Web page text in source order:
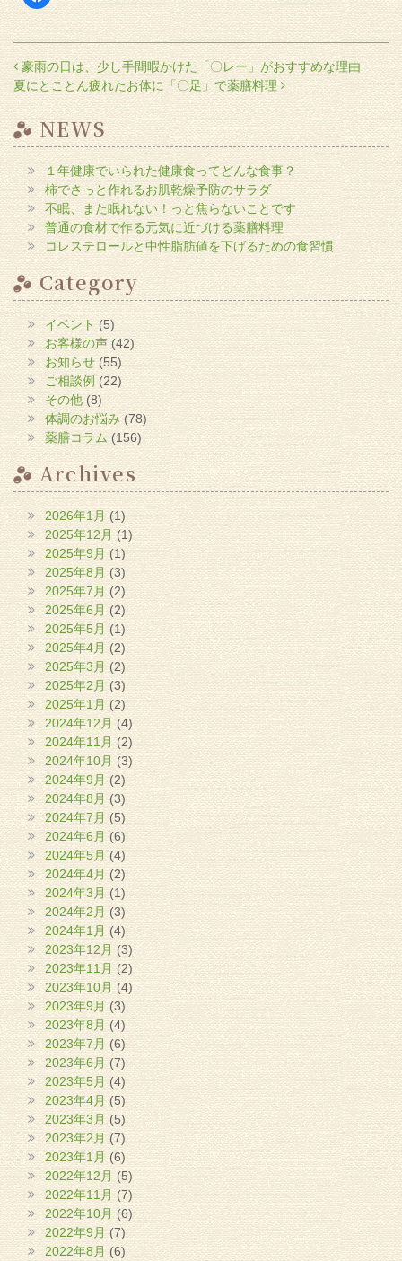
共
有
る
に
は
ク
リ
ッ
ク
し
て
く
だ
さ
い
(新
し
い
ウ
ィ
ン
ド
ウ
で
開
き
ま
す)
投稿ナビゲーション
豪雨の日は、少し手間暇かけた「〇レー」がおすすめな理由
夏にとことん疲れたお体に「〇足」で薬膳料理
NEWS
１年健康でいられた健康食ってどんな食事？
柿でさっと作れるお肌乾燥予防のサラダ
不眠、また眠れない！っと焦らないことです
普通の食材で作る元気に近づける薬膳料理
コレステロールと中性脂肪値を下げるための食習慣
Category
イベント(5)
お客様の声(42)
お知らせ (55)
ご相談例 (22)
その他 (8)
体調のお悩み(78)
薬膳コラム (156)
Archives
2026年1月(1)
2025年12月 (1)
2025年9月 (1)
2025年8月 (3)
2025年7月 (2)
2025年6月 (2)
2025年5月 (1)
2025年4月 (2)
2025年3月 (2)
2025年2月(3)
2025年1月 (2)
2024年12月 (4)
2024年11月 (2)
2024年10月 (3)
2024年9月 (2)
2024年8月 (3)
2024年7月 (5)
2024年6月 (6)
2024年5月(4)
2024年4月 (2)
2024年3月 (1)
2024年2月 (3)
2024年1月 (4)
2023年12月 (3)
2023年11月 (2)
2023年10月(4)
2023年9月 (3)
2023年8月(4)
2023年7月 (6)
2023年6月 (7)
2023年5月 (4)
2023年4月 (5)
2023年3月 (5)
2023年2月 (7)
2023年1月 (6)
2022年12月 (5)
2022年11月 (7)
2022年10月 (6)
2022年9月 (7)
2022年8月 (6)